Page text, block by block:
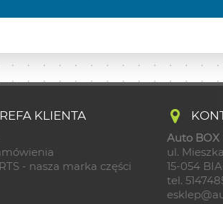
KLIENTA
- nasza marka części
Auto BOX
ul.
15-054
tel.